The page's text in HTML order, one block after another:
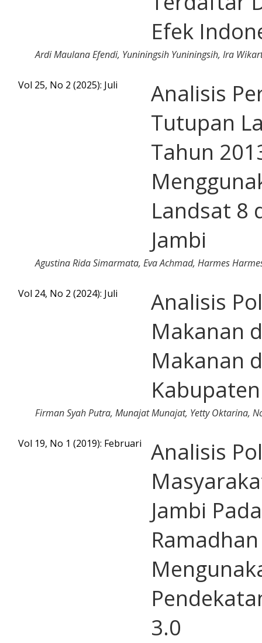
Efek
Ardi Maulana Efendi, Yuniningsih Yuniningsih, Ira
Vol 25, No 2 (2025): Juli
Analisis
Tutupan
Tahun
Landsat 8
Jambi
Agustina Rida Simarmata, Eva Achmad, Harmes
Vol 24, No 2 (2024): Juli
Analisis
Makanan
Makanan
Firman Syah Putra, Munajat Munajat, Yetty Oktarina,
Vol 19, No 1 (2019): Februari
Analisis
Jambi
Ramadhan
3.0